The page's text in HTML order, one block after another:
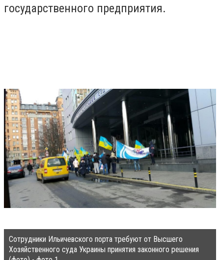
государственного предприятия.
Сотрудники Ильичевского порта требуют от Высшего
Хозяйственного суда Украины принятия законного решения